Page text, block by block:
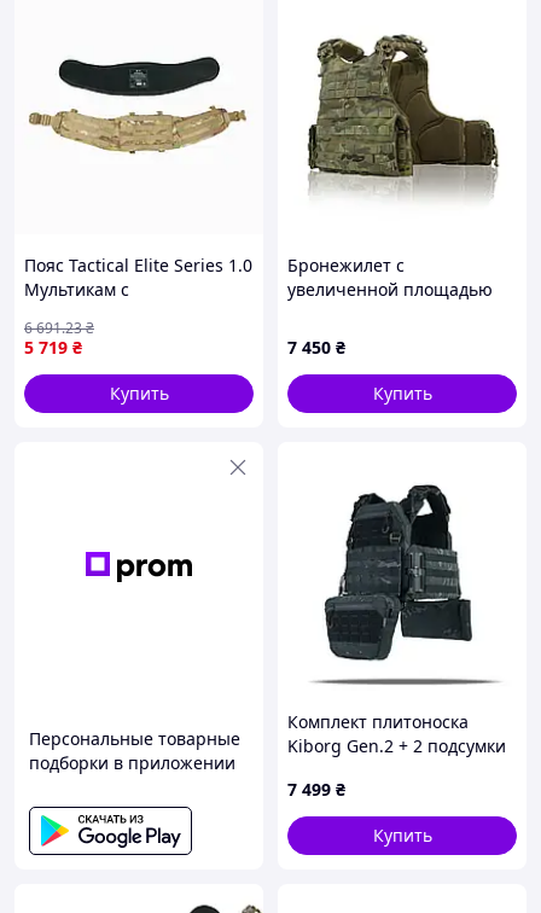
Пояс Tactical Elite Series 1.0
Мультикам с
М- Militex 1 класса
5 719 ₴
6 691.23₴
Купить
Бронежилет с
увеличенной площадью
(M) — Мультикам
7 450 ₴
Купить
Персональные товарные
подборки в приложении
Комплект плитоноска
Kiborg Gen.2 + 2 подсумки
2 класса — Черный
Мультикам
7 499 ₴
Купить